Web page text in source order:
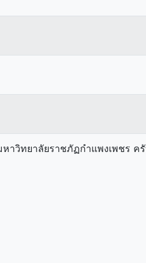
าวิทยาลัยราชภัฏกำแพงเพชร ค